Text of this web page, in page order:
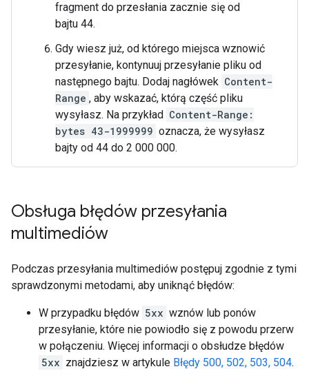
fragment do przesłania zacznie się od
bajtu 44.
Gdy wiesz już, od którego miejsca wznowić
przesyłanie, kontynuuj przesyłanie pliku od
następnego bajtu. Dodaj nagłówek Content-
Range , aby wskazać, którą część pliku
wysyłasz. Na przykład Content-Range:
bytes 43-1999999 oznacza, że wysyłasz
bajty od 44 do 2 000 000.
Obsługa błędów przesyłania
multimediów
Podczas przesyłania multimediów postępuj zgodnie z tymi
sprawdzonymi metodami, aby uniknąć błędów:
W przypadku błędów 5xx wznów lub ponów
przesyłanie, które nie powiodło się z powodu przerw
w połączeniu. Więcej informacji o obsłudze błędów
5xx znajdziesz w artykule Błędy 500, 502, 503, 504.